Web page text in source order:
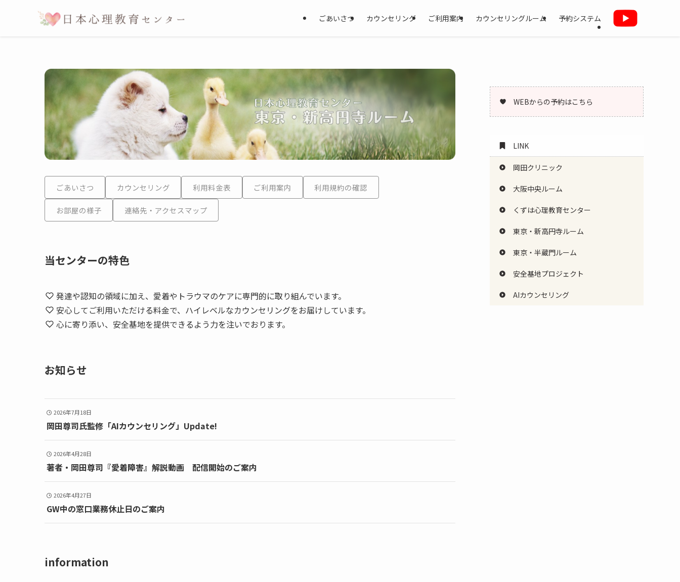
ごあいさつ カウンセリング ご利用案内 カウンセリングルーム 予約システム
ごあいさつ カウンセリング 利用料金表 ご利用案内 利用規約の確認
お部屋の様子 連絡先・アクセスマップ
当センターの特色
発達や認知の領域に加え、愛着やトラウマのケアに専門的に取り組んでいます。
安心してご利用いただける料金で、ハイレベルなカウンセリングをお届けしています。
心に寄り添い、安全基地を提供できるよう力を注いでおります。
お知らせ
2026年7月18日
岡田尊司氏監修「AIカウンセリング」Update!
2026年4月28日
著者・岡田尊司『愛着障害』解説動画 配信開始のご案内
2026年4月27日
GW中の窓口業務休止日のご案内
information
WEBからの予約はこちら
LINK
岡田クリニック
大阪中央ルーム
くずは心理教育センター
東京・新高円寺ルーム
東京・半蔵門ルーム
安全基地プロジェクト
AIカウンセリング